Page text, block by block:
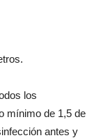
los
mínimo de 1,5 de
antes y